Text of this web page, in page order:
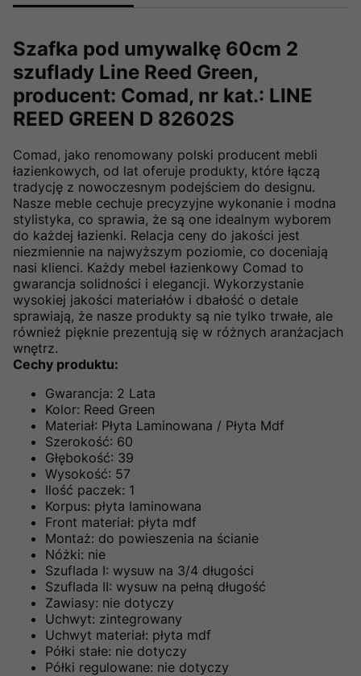
Szafka pod umywalkę 60cm 2
szuflady Line Reed Green,
producent: Comad, nr kat.: LINE
REED GREEN D 82602S
Comad, jako renomowany polski producent mebli
łazienkowych, od lat oferuje produkty, które łączą
tradycję z nowoczesnym podejściem do designu.
Nasze meble cechuje precyzyjne wykonanie i modna
stylistyka, co sprawia, że są one idealnym wyborem
do każdej łazienki. Relacja ceny do jakości jest
niezmiennie na najwyższym poziomie, co doceniają
nasi klienci. Każdy mebel łazienkowy Comad to
gwarancja solidności i elegancji. Wykorzystanie
wysokiej jakości materiałów i dbałość o detale
sprawiają, że nasze produkty są nie tylko trwałe, ale
również pięknie prezentują się w różnych aranżacjach
wnętrz.
Cechy produktu:
Gwarancja: 2 Lata
Kolor: Reed Green
Materiał: Płyta Laminowana / Płyta Mdf
Szerokość: 60
Głębokość: 39
Wysokość: 57
Ilość paczek: 1
Korpus: płyta laminowana
Front materiał: płyta mdf
Montaż: do powieszenia na ścianie
Nóżki: nie
Szuflada I: wysuw na 3/4 długości
Szuflada II: wysuw na pełną długość
Zawiasy: nie dotyczy
Uchwyt: zintegrowany
Uchwyt materiał: płyta mdf
Półki stałe: nie dotyczy
Półki regulowane: nie dotyczy